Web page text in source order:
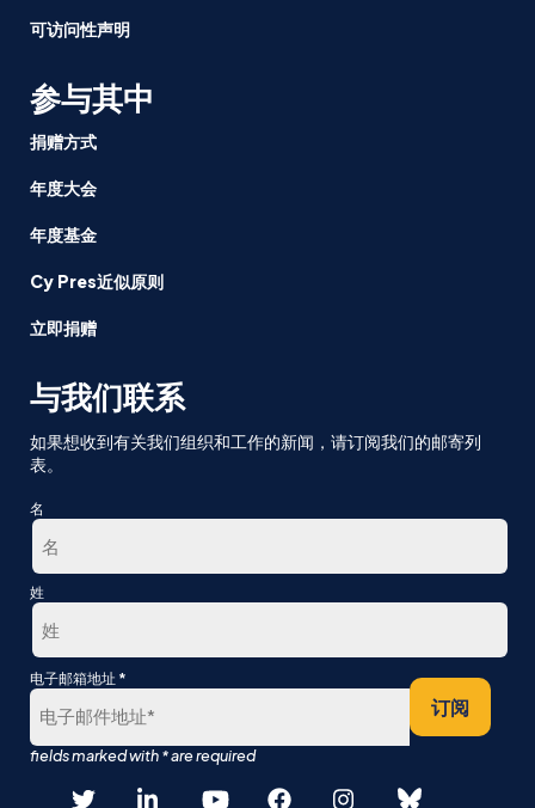
可访问性声明
参与其中
捐赠方式
年度大会
年度基金
Cy Pres近似原则
立即捐赠
与我们联系
如果想收到有关我们组织和工作的新闻，请订阅我们的邮寄列
表。
名
第
姓
最
后
电子邮箱地址 *
订阅